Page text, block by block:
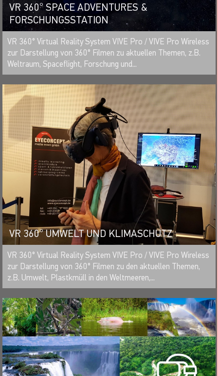
VR 360° SPACE ADVENTURES &
FORSCHUNGSSTATION
MERKEN
VR 360° Virtual Reality System VIVE Pro / VIVE Pro Wireless
zur Darstellung von 360° Filmen zu aktuellen Themen, z.B.
Weltraum, Spaceflight, Forschung und...
VR 360° UMWELT UND KLIMASCHUTZ
MERKEN
VR 360° Virtual Reality System VIVE Pro / VIVE Pro Wireless
zur Darstellung von 360° Filmen zu den aktuellen Themen,
z.B. Umwelt, Plastkmüll in den Weltmeeren,...